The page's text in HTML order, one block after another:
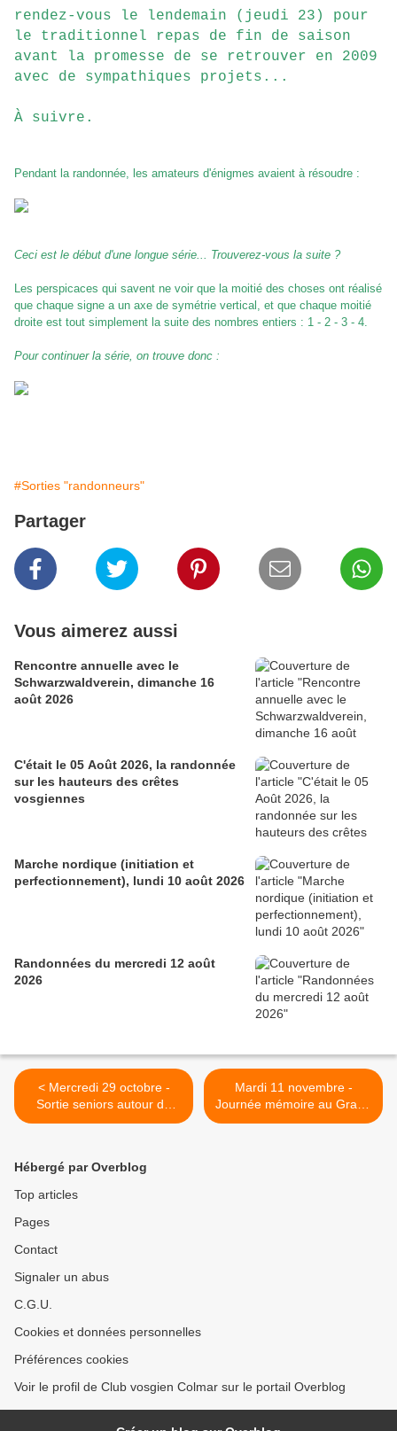
rendez-vous le lendemain (jeudi 23) pour
le traditionnel repas de fin de saison
avant la promesse de se retrouver en 2009
avec de sympathiques projets...
À suivre.
Pendant la randonnée, les amateurs d'énigmes avaient à résoudre :
Ceci est le début d'une longue série... Trouverez-vous la suite ?
Les perspicaces qui savent ne voir que la moitié des choses ont réalisé
que chaque signe a un axe de symétrie vertical, et que chaque moitié
droite est tout simplement la suite des nombres entiers : 1 - 2 - 3 - 4.
Pour continuer la série, on trouve donc :
#Sorties "randonneurs"
Partager
Vous aimerez aussi
Rencontre annuelle avec le
Schwarzwaldverein, dimanche 16
août 2026
C'était le 05 Août 2026, la randonnée
sur les hauteurs des crêtes
vosgiennes
Marche nordique (initiation et
perfectionnement), lundi 10 août 2026
Randonnées du mercredi 12 août
2026
< Mercredi 29 octobre -
Sortie seniors autour de
Thierhurst
Mardi 11 novembre -
Journée mémoire au Grand
Ballon >
Hébergé par Overblog
Top articles
Pages
Contact
Signaler un abus
C.G.U.
Cookies et données personnelles
Préférences cookies
Voir le profil de Club vosgien Colmar sur le portail Overblog